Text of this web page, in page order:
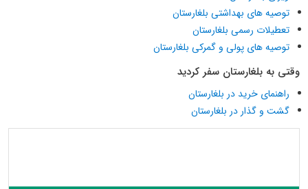
توصیه های بهداشتی بلغارستان
تعطیلات رسمی بلغارستان
توصیه های پولی و گمرکی بلغارستان
وقتی به بلغارستان سفر کردید
راهنمای خرید در بلغارستان
گشت و گذار در بلغارستان